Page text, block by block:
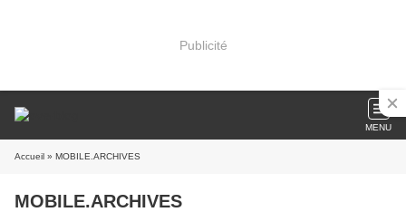
Publicité
MENU
Accueil » MOBILE.ARCHIVES
MOBILE.ARCHIVES